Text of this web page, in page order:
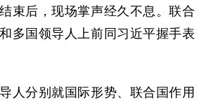
后，现场掌声经久不息。联合
多国领导人上前同习近平握手表
分别就国际形势、联合国作用